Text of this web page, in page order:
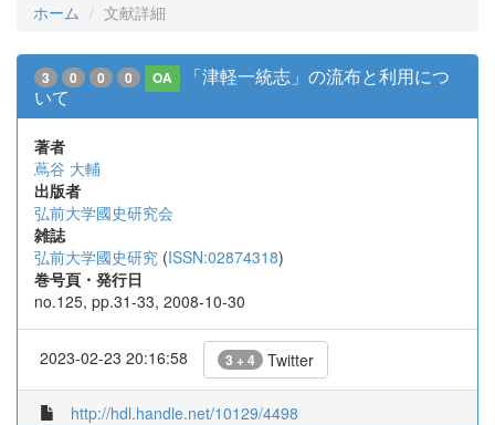
ホーム 文献詳細
3 0 0 0 OA
「津軽一統志」の流布と利用につ
いて
著者
蔦谷 大輔
出版者
弘前大学國史研究会
雑誌
弘前大学國史研究 (ISSN:02874318)
巻号頁・発行日
no.125, pp.31-33, 2008-10-30
2023-02-23 20:16:58 3 + 4 Twitter
http://hdl.handle.net/10129/4498